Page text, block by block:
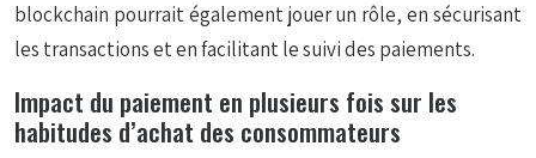
blockchain pourrait également jouer un rôle, en sécurisant
les transactions et en facilitant le suivi des paiements.
Impact du paiement en plusieurs fois sur les
habitudes d’achat des consommateurs